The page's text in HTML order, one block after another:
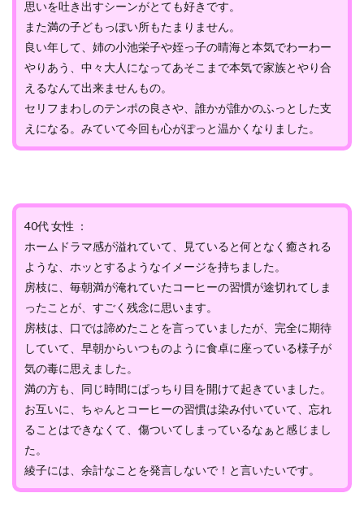
思いを吐き出すシーンがとても好きです。
また満の子どもっぽい所もたまりません。
良い年して、姉の小池栄子や姪っ子の晴海と本気でわーわー
やりあう、中々大人になってあそこまで本気で家族とやり合
えるなんて出来ませんもの。
セリフまわしのテンポの良さや、誰かが誰かのふっとした支
えになる。みていて今回も心がぽっと温かくなりました。
40代 女性 ：
ホームドラマ感が溢れていて、見ていると何となく癒される
ような、ホッとするようなイメージを持ちました。
房枝に、毎朝満が淹れていたコーヒーの習慣が途切れてしま
ったことが、すごく残念に思います。
房枝は、口では諦めたことを言っていましたが、完全に期待
していて、早朝からいつものように食卓に座っている様子が
気の毒に思えました。
満の方も、同じ時間にぱっちり目を開けて起きていました。
お互いに、ちゃんとコーヒーの習慣は染み付いていて、忘れ
ることはできなくて、傷ついてしまっているなぁと感じまし
た。
綾子には、余計なことを発言しないで！と言いたいです。